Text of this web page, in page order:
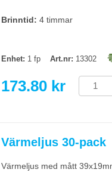
med mindre sot - bättre
Brinntid: 4 timmar
Enhet: 1 fp Art.nr: 13302
173.80 kr
Värmeljus 30-pack
Värmeljus med mått